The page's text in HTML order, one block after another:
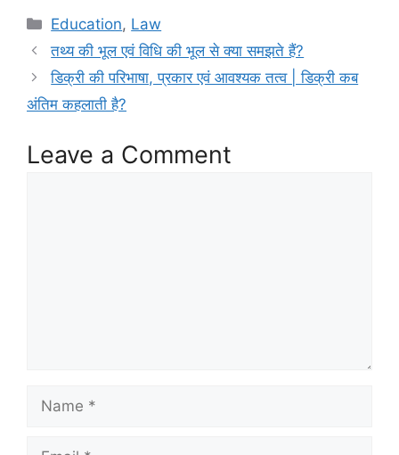
c
e
b
o
k
itt
er
ai
l
e
Categories
Education, Law
तथ्य की भूल एवं विधि की भूल से क्या समझते हैं?
डिक्री की परिभाषा, प्रकार एवं आवश्यक तत्व | डिक्री कब
अंतिम कहलाती है?
Leave a Comment